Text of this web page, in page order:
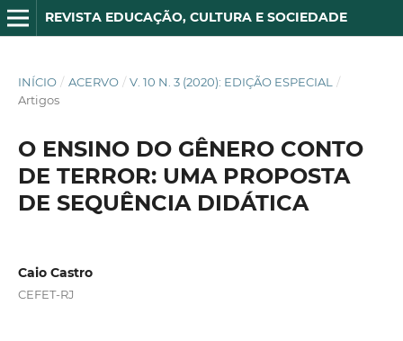
REVISTA EDUCAÇÃO, CULTURA E SOCIEDADE
INÍCIO / ACERVO / V. 10 N. 3 (2020): EDIÇÃO ESPECIAL
/
Artigos
O ENSINO DO GÊNERO CONTO
DE TERROR: UMA PROPOSTA
DE SEQUÊNCIA DIDÁTICA
Caio Castro
CEFET-RJ